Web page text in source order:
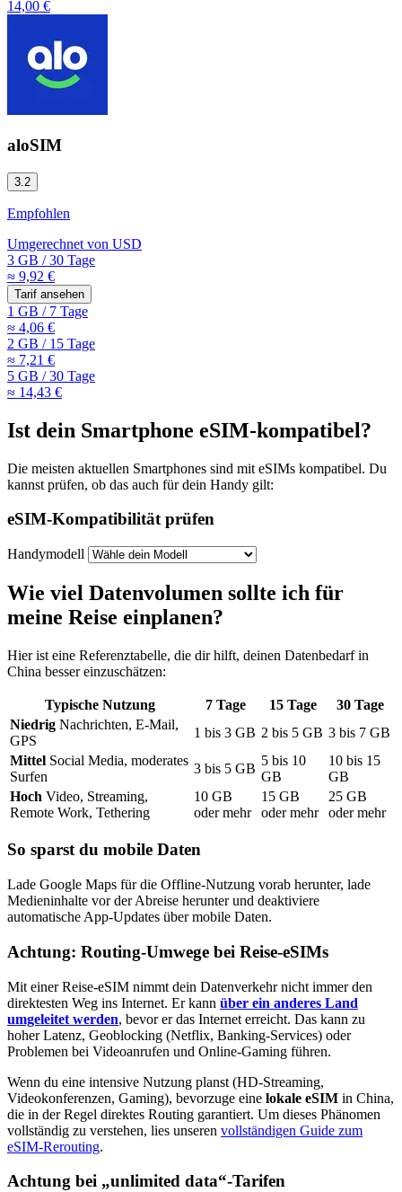
14,00 €
aloSIM
3.2
Empfohlen
Umgerechnet von USD
3 GB /30 Tage
≈ 9,92 €
Tarif ansehen
1 GB /7 Tage
≈ 4,06 €
2 GB /15 Tage
≈ 7,21 €
5 GB /30 Tage
≈ 14,43 €
Ist dein Smartphone eSIM-kompatibel?
Die meisten aktuellen Smartphones sind mit eSIMs kompatibel. Du
kannst prüfen, ob das auch für dein Handy gilt:
eSIM-Kompatibilität prüfen
Handymodell
Wie viel Datenvolumen sollte ich für
meine Reise einplanen?
Hier ist eine Referenztabelle, die dir hilft, deinen Datenbedarfin
China besser einzuschätzen:
Typische Nutzung 7 Tage 15 Tage 30 Tage
Niedrig Nachrichten, E-Mail,
GPS
1 bis 3 GB 2 bis 5 GB 3 bis 7 GB
Mittel Social Media, moderates
Surfen
3 bis 5 GB
5 bis 10
GB
10 bis 15
GB
Hoch Video, Streaming,
Remote Work, Tethering
10 GB
oder mehr
15 GB
oder mehr
25 GB
oder mehr
So sparst du mobile Daten
Lade Google Maps für die Offline-Nutzung vorab herunter, lade
Medieninhalte vor der Abreise herunter und deaktiviere
automatische App-Updates über mobile Daten.
Achtung: Routing-Umwege bei Reise-eSIMs
Mit einer Reise-eSIM nimmt dein Datenverkehr nicht immer den
direktesten Weg ins Internet. Er kann über ein anderes Land
umgeleitet werden, bevor er das Internet erreicht. Das kann zu
hoher Latenz, Geoblocking (Netflix, Banking-Services) oder
Problemen bei Videoanrufen und Online-Gaming führen.
Wenn du eine intensive Nutzung planst (HD-Streaming,
Videokonferenzen, Gaming), bevorzuge eine lokale eSIM in China,
die in der Regel direktes Routing garantiert. Um dieses Phänomen
vollständig zu verstehen, lies unseren vollständigen Guide zum
eSIM-Rerouting.
Achtung bei „unlimited data“-Tarifen